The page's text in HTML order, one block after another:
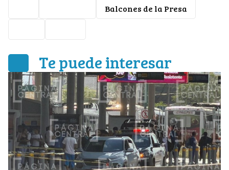
Balcones de la Presa
Te puede interesar